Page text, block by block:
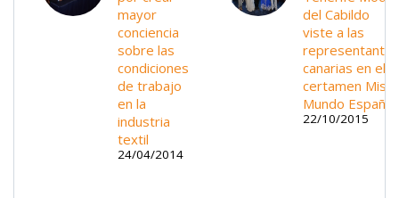
mayor
conciencia
sobre las
condiciones
de trabajo
en la
industria
textil
24/04/2014
del Cabildo
viste a las
representantes
canarias en el
certamen Miss
Mundo España
22/10/2015